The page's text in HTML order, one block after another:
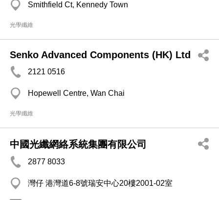
Smithfield Ct, Kennedy Town
光學纖維
Senko Advanced Components (HK) Ltd
2121 0516
Hopewell Centre, Wan Chai
光學纖維
中國光纖網絡系統集團有限公司
2877 8033
灣仔 港灣道6-8號瑞安中心20樓2001-02室